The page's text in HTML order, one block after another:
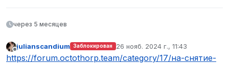
через 5 месяцев
Не в сети
julianscandium Заблокирован 26 нояб. 2024 г., 11:43
отредактировано
https://forum.octothorp.team/category/17/на-снятие-